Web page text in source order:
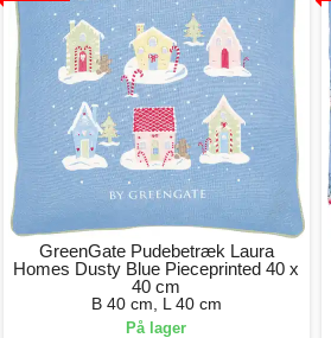
GreenGate Pudebetræk Laura
Homes Dusty Blue Pieceprinted 40 x
40 cm
B 40 cm, L 40 cm
På lager